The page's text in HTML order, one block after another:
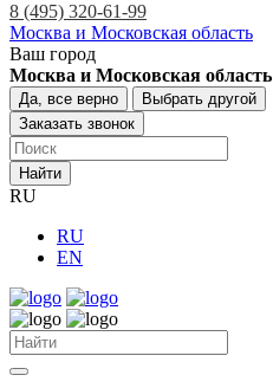
8 (495) 320-61-99
Москва и Московская область
Ваш город
Москва и Московская область
Да, все верно
Выбрать другой
Заказать звонок
Найти
RU
RU
EN